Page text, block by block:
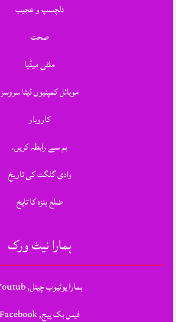
دلچسپ و عجیب
صحت
ملٹی میڈیا
موبائل کمپنیوں ڈیٹا سروسز
کاروبار
ہم سے رابطہ کریں.
وادی گلگت کی تاریخ
ضلع ہنزہ کا تایخ
ہمارا نیٹ ورک
ہمارا یوٹیوب چینل, Youtub
فیس بک پیج, Facebook